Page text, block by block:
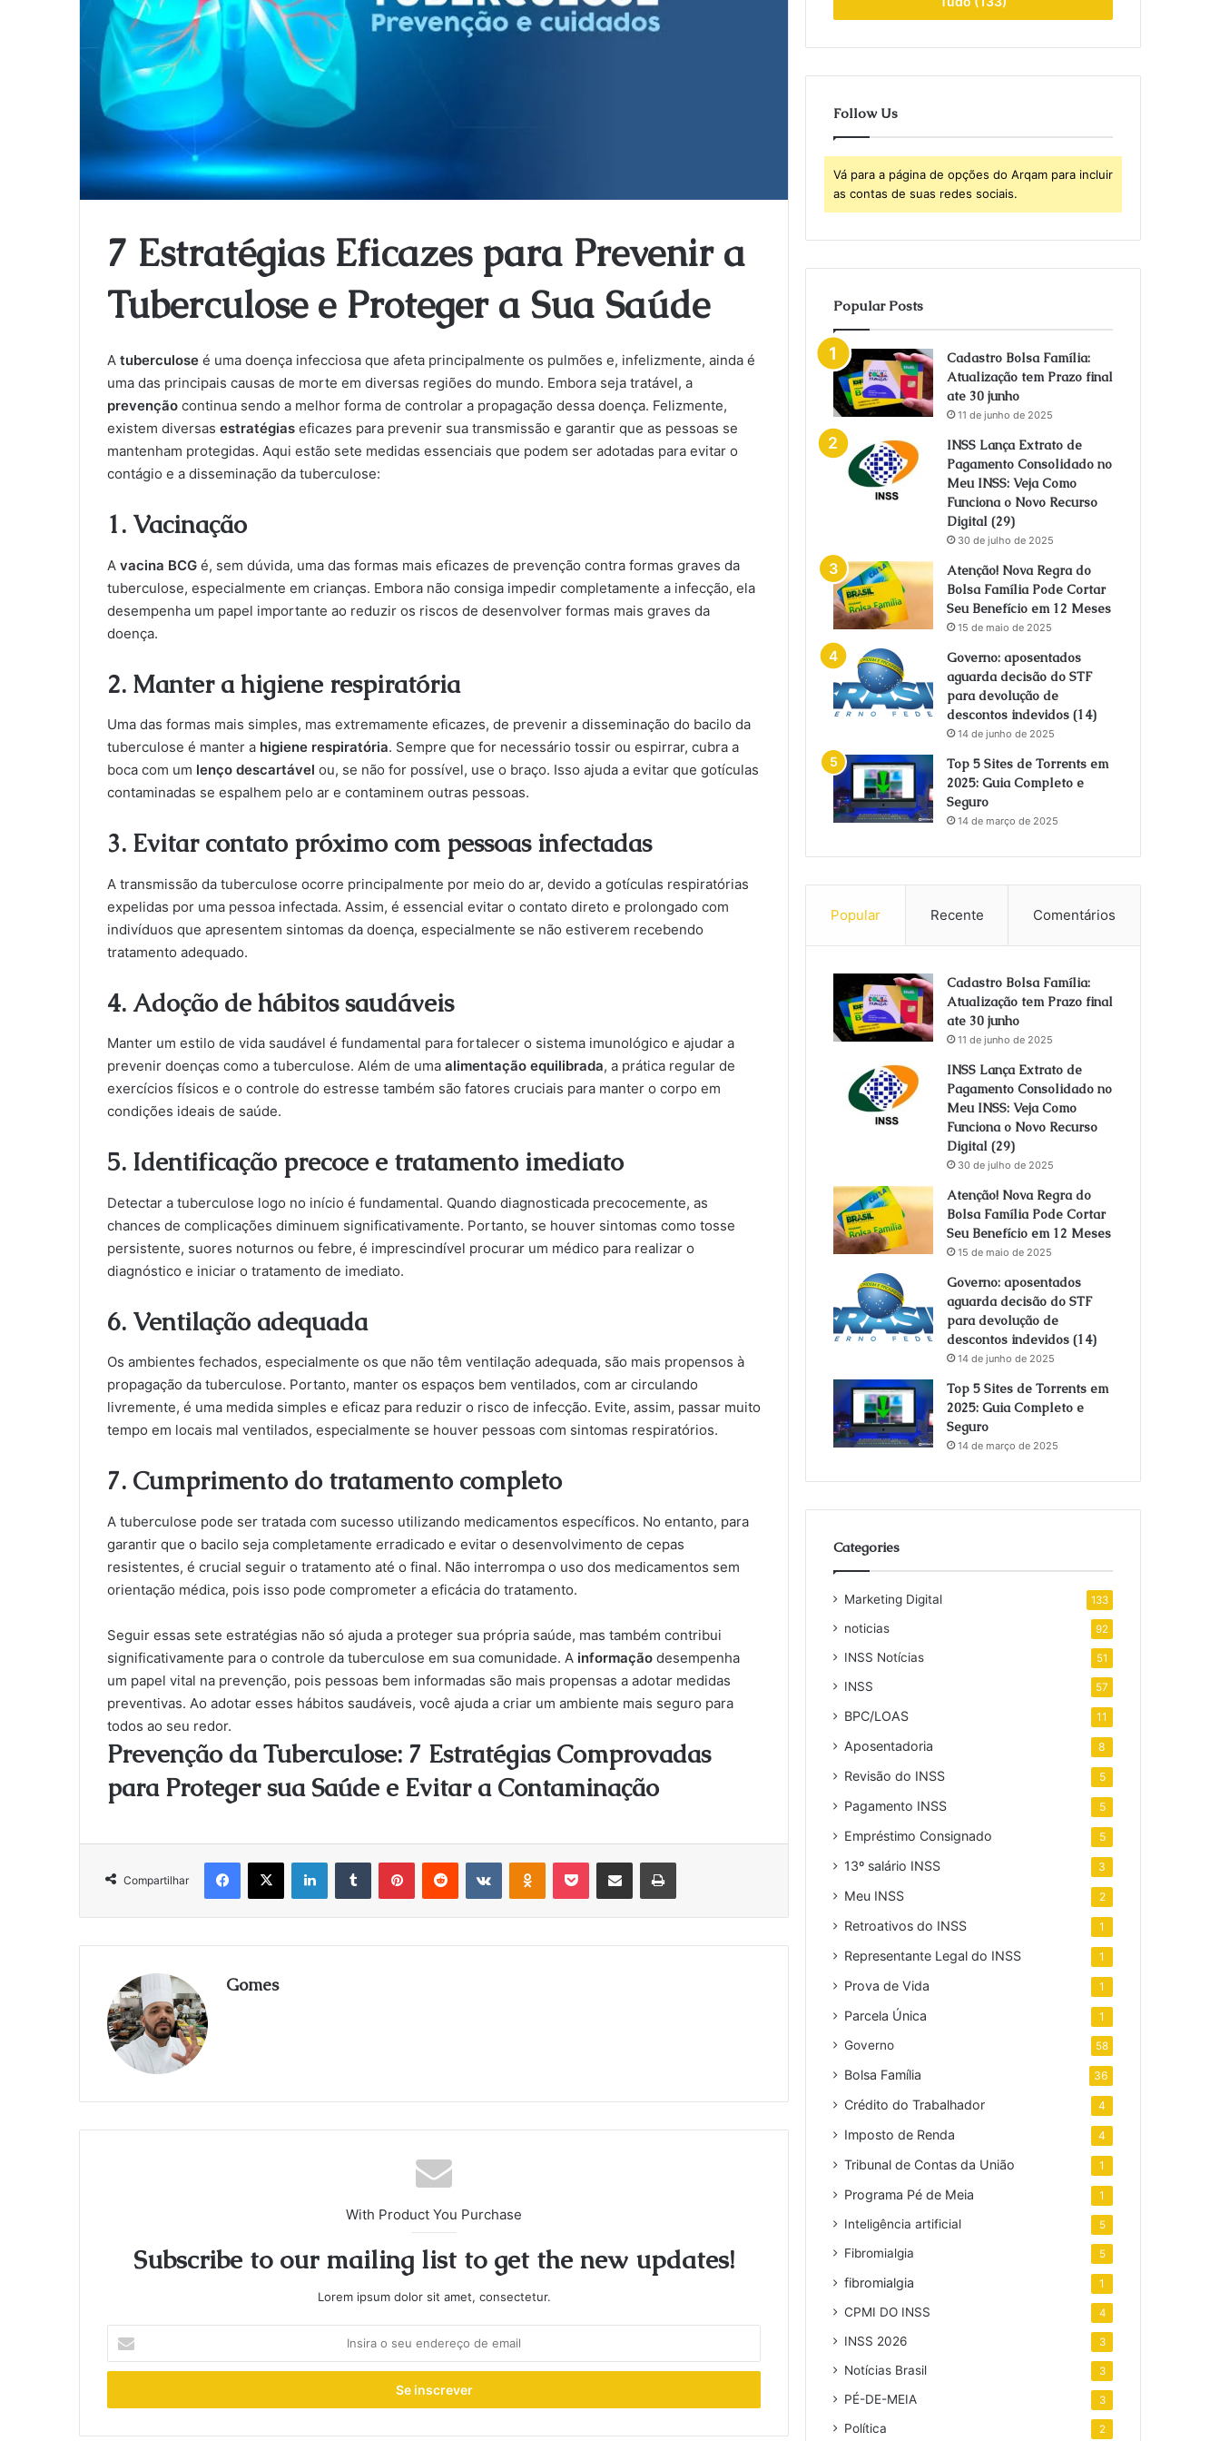
7 Estratégias Eficazes para Prevenir a
Tuberculose e Proteger a Sua Saúde
A tuberculose é uma doença infecciosa que afeta principalmente os pulmões e, infelizmente, ainda é
uma das principais causas de morte em diversas regiões do mundo. Embora seja tratável, a
prevenção continua sendo a melhor forma de controlar a propagação dessa doença. Felizmente,
existem diversas estratégias eficazes para prevenir sua transmissão e garantir que as pessoas se
mantenham protegidas. Aqui estão sete medidas essenciais que podem ser adotadas para evitar o
contágio e a disseminação da tuberculose:
1. Vacinação
A vacina BCG é, sem dúvida, uma das formas mais eficazes de prevenção contra formas graves da
tuberculose, especialmente em crianças. Embora não consiga impedir completamente a infecção, ela
desempenha um papel importante ao reduzir os riscos de desenvolver formas mais graves da
doença.
2. Manter a higiene respiratória
Uma das formas mais simples, mas extremamente eficazes, de prevenir a disseminação do bacilo da
tuberculose é manter a higiene respiratória. Sempre que for necessário tossir ou espirrar, cubra a
boca com um lenço descartável ou, se não for possível, use o braço. Isso ajuda a evitar que gotículas
contaminadas se espalhem pelo ar e contaminem outras pessoas.
3. Evitar contato próximo com pessoas infectadas
A transmissão da tuberculose ocorre principalmente por meio do ar, devido a gotículas respiratórias
expelidas por uma pessoa infectada. Assim, é essencial evitar o contato direto e prolongado com
indivíduos que apresentem sintomas da doença, especialmente se não estiverem recebendo
tratamento adequado.
4. Adoção de hábitos saudáveis
Manter um estilo de vida saudável é fundamental para fortalecer o sistema imunológico e ajudar a
prevenir doenças como a tuberculose. Além de uma alimentação equilibrada, a prática regular de
exercícios físicos e o controle do estresse também são fatores cruciais para manter o corpo em
condições ideais de saúde.
5. Identificação precoce e tratamento imediato
Detectar a tuberculose logo no início é fundamental. Quando diagnosticada precocemente, as
chances de complicações diminuem significativamente. Portanto, se houver sintomas como tosse
persistente, suores noturnos ou febre, é imprescindível procurar um médico para realizar o
diagnóstico e iniciar o tratamento de imediato.
6. Ventilação adequada
Os ambientes fechados, especialmente os que não têm ventilação adequada, são mais propensos à
propagação da tuberculose. Portanto, manter os espaços bem ventilados, com ar circulando
livremente, é uma medida simples e eficaz para reduzir o risco de infecção. Evite, assim, passar muito
tempo em locais mal ventilados, especialmente se houver pessoas com sintomas respiratórios.
7. Cumprimento do tratamento completo
A tuberculose pode ser tratada com sucesso utilizando medicamentos específicos. No entanto, para
garantir que o bacilo seja completamente erradicado e evitar o desenvolvimento de cepas
resistentes, é crucial seguir o tratamento até o final. Não interrompa o uso dos medicamentos sem
orientação médica, pois isso pode comprometer a eficácia do tratamento.
Seguir essas sete estratégias não só ajuda a proteger sua própria saúde, mas também contribui
significativamente para o controle da tuberculose em sua comunidade. A informação desempenha
um papel vital na prevenção, pois pessoas bem informadas são mais propensas a adotar medidas
preventivas. Ao adotar esses hábitos saudáveis, você ajuda a criar um ambiente mais seguro para
todos ao seu redor.
Prevenção da Tuberculose: 7 Estratégias Comprovadas
para Proteger sua Saúde e Evitar a Contaminação
Compartilhar
Gomes
With Product You Purchase
Subscribe to our mailing list to get the new updates!
Lorem ipsum dolor sit amet, consectetur.
s
r
Follow Us
Vá para a página de opções do Arqam para incluir
as contas de suas redes sociais.
Popular Posts
Cadastro Bolsa Família:
Atualização tem Prazo final
ate 30 junho
11 de junho de 2025
INSS Lança Extrato de
Pagamento Consolidado no
Meu INSS: Veja Como
Funciona o Novo Recurso
Digital (29)
30 de julho de 2025
Atenção! Nova Regra do
Bolsa Família Pode Cortar
Seu Benefício em 12 Meses
15 de maio de 2025
Governo: aposentados
aguarda decisão do STF
para devolução de
descontos indevidos (14)
14 de junho de 2025
Top 5 Sites de Torrents em
2025: Guia Completo e
Seguro
14 de março de 2025
Popular Recente Comentários
Cadastro Bolsa Família:
Atualização tem Prazo final
ate 30 junho
11 de junho de 2025
INSS Lança Extrato de
Pagamento Consolidado no
Meu INSS: Veja Como
Funciona o Novo Recurso
Digital (29)
30 de julho de 2025
Atenção! Nova Regra do
Bolsa Família Pode Cortar
Seu Benefício em 12 Meses
15 de maio de 2025
Governo: aposentados
aguarda decisão do STF
para devolução de
descontos indevidos (14)
14 de junho de 2025
Top 5 Sites de Torrents em
2025: Guia Completo e
Seguro
14 de março de 2025
Categories
Marketing Digital 133
noticias 92
INSS Notícias 51
INSS 57
BPC/LOAS 11
Aposentadoria 8
Revisão do INSS 5
Pagamento INSS 5
Empréstimo Consignado 5
13º salário INSS 3
Meu INSS 2
Retroativos do INSS 1
Representante Legal do INSS 1
Prova de Vida 1
Parcela Única 1
Governo 58
Bolsa Família 36
Crédito do Trabalhador 4
Imposto de Renda 4
Tribunal de Contas da União 1
Programa Pé de Meia 1
Inteligência artificial 5
Fibromialgia 5
fibromialgia 1
CPMI DO INSS 4
INSS 2026 3
Notícias Brasil 3
PÉ-DE-MEIA 3
Política 2